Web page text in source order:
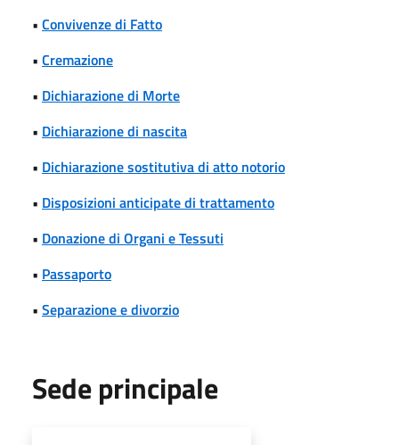
• Convivenze di Fatto
• Cremazione
• Dichiarazione di Morte
• Dichiarazione di nascita
• Dichiarazione sostitutiva di atto notorio
• Disposizioni anticipate di trattamento
• Donazione di Organi e Tessuti
• Passaporto
• Separazione e divorzio
Sede principale